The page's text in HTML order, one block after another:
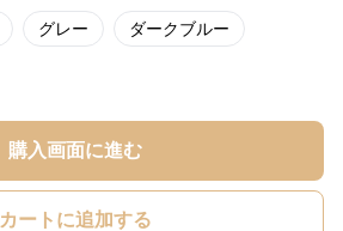
グレー ダークブルー
購入画面に進む
カートに追加する